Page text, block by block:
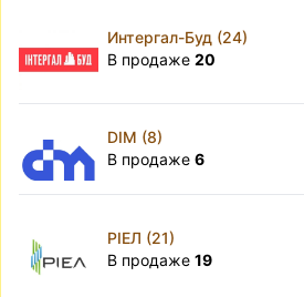
Интергал-Буд (24)
В продаже 20
DIM (8)
В продаже 6
РІЕЛ (21)
В продаже 19